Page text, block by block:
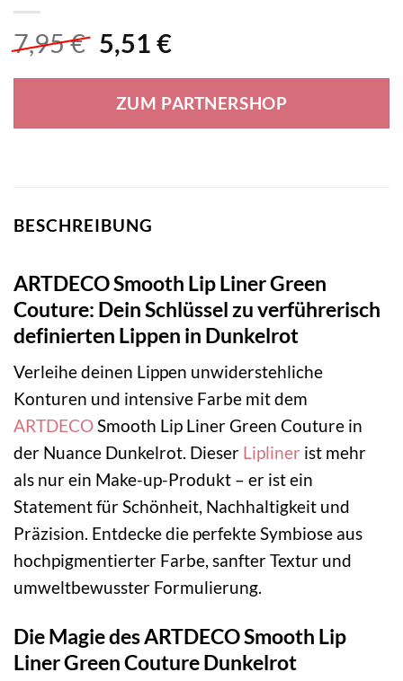
7,95€ Ursprünglicher
war:
7,95 €
5,51 €Aktueller
ist:
5,51 €.
ZUM PARTNERSHOP
BESCHREIBUNG
ARTDECO Smooth Lip Liner Green
Couture: Dein Schlüssel zu verführerisch
definierten Lippen in Dunkelrot
Verleihe deinen Lippen unwiderstehliche
Konturen und intensive Farbe mit dem
ARTDECOSmooth Lip Liner Green Couture in
der Nuance Dunkelrot. Dieser Lipliner ist mehr
als nur ein Make-up-Produkt – er ist ein
Statement für Schönheit, Nachhaltigkeit und
Präzision. Entdecke die perfekte Symbiose aus
hochpigmentierter Farbe, sanfter Textur und
umweltbewusster Formulierung.
Die Magie des ARTDECO Smooth Lip
Liner Green Couture Dunkelrot